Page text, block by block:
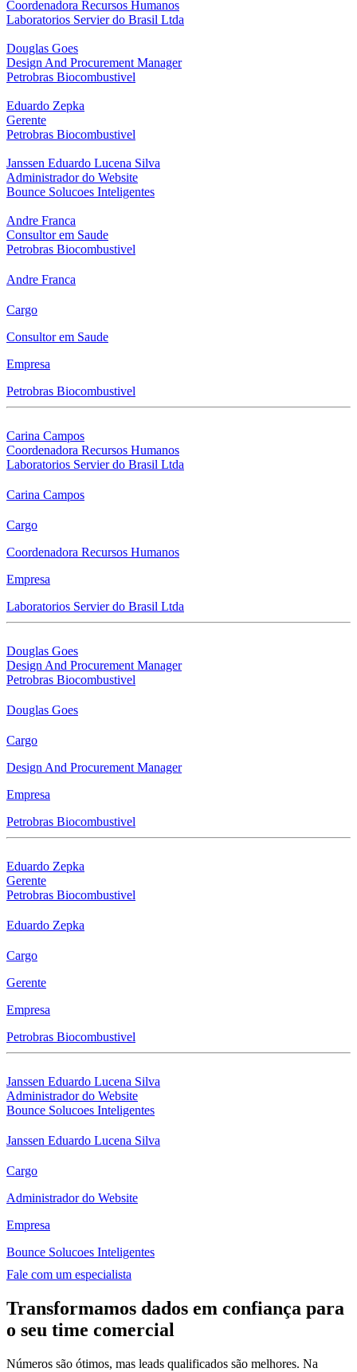
Coordenadora Recursos Humanos
Laboratorios Servier do Brasil Ltda
Douglas Goes
Design And Procurement Manager
Petrobras Biocombustivel
Eduardo Zepka
Gerente
Petrobras Biocombustivel
Janssen Eduardo Lucena Silva
Administrador do Website
Bounce Solucoes Inteligentes
Andre Franca
Consultor em Saude
Petrobras Biocombustivel
Andre Franca
Cargo
Consultor em Saude
Empresa
Petrobras Biocombustivel
Carina Campos
Coordenadora Recursos Humanos
Laboratorios Servier do Brasil Ltda
Carina Campos
Cargo
Coordenadora Recursos Humanos
Empresa
Laboratorios Servier do Brasil Ltda
Douglas Goes
Design And Procurement Manager
Petrobras Biocombustivel
Douglas Goes
Cargo
Design And Procurement Manager
Empresa
Petrobras Biocombustivel
Eduardo Zepka
Gerente
Petrobras Biocombustivel
Eduardo Zepka
Cargo
Gerente
Empresa
Petrobras Biocombustivel
Janssen Eduardo Lucena Silva
Administrador do Website
Bounce Solucoes Inteligentes
Janssen Eduardo Lucena Silva
Cargo
Administrador do Website
Empresa
Bounce Solucoes Inteligentes
Fale com um especialista
Transformamos dados em confiança para
o seu time comercial
Números são ótimos, mas leads qualificados são melhores. Na